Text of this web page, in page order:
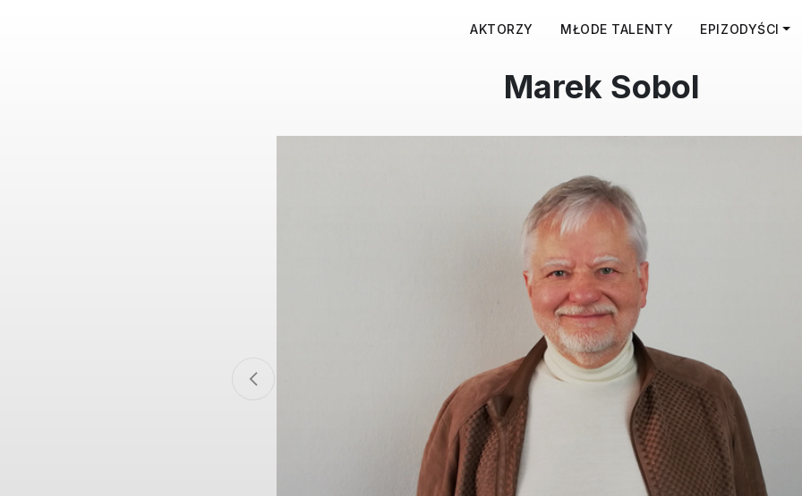
AKTORZY MŁODE TALENTY EPIZODYŚCI
Marek Sobol
Previous